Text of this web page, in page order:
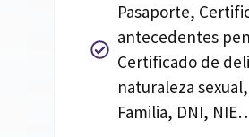
Pasaporte,
antecedentes
Certificado de
naturaleza
Familia, DNI,